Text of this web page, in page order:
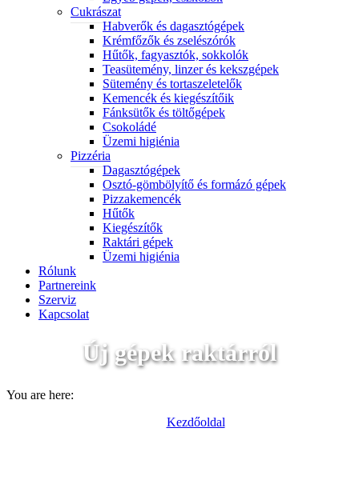
Cukrászat
Habverők és dagasztógépek
Krémfőzők és zselészórók
Hűtők, fagyasztók, sokkolók
Teasütemény, linzer és kekszgépek
Sütemény és tortaszeletelők
Kemencék és kiegészítőik
Fánksütők és töltőgépek
Csokoládé
Üzemi higiénia
Pizzéria
Dagasztógépek
Osztó-gömbölyítő és formázó gépek
Pizzakemencék
Hűtők
Kiegészítők
Raktári gépek
Üzemi higiénia
Rólunk
Partnereink
Szerviz
Kapcsolat
Új gépek raktárról
You are here:
Kezdőoldal